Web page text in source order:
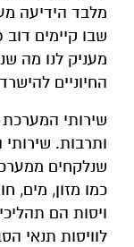
מלבד הידיעה
שבו קיימים דוב
מעניק לנו מה
החיוניים
שירותי המערכת
ותרבות.
שנלקחים
כמו מזון, מים,
ויסות הם
לוויסות תנאי